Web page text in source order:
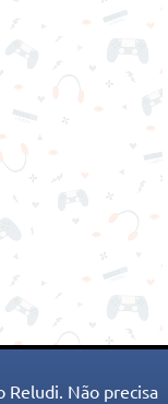
Reludi. Não precisa